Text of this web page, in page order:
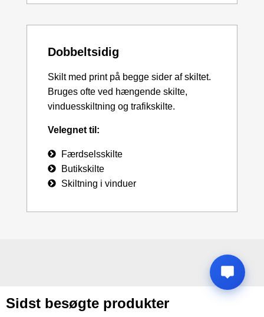
Dobbeltsidig
Skilt med print på begge sider af skiltet.
Bruges ofte ved hængende skilte,
vinduesskiltning og trafikskilte.
Velegnet til:
Færdselsskilte
Butikskilte
Skiltning i vinduer
Sidst besøgte produkter